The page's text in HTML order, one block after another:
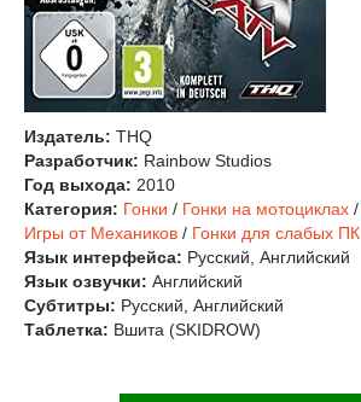
Издатель: THQ
Разработчик: Rainbow Studios
Год выхода: 2010
Категория: Гонки / Гонки на мотоциклах /
Игры от Механиков / Гонки для слабых ПК
Язык интерфейса: Русский, Английский
Язык озвучки: Английский
Субтитры: Русский, Английский
Таблетка: Вшита (SKIDROW)